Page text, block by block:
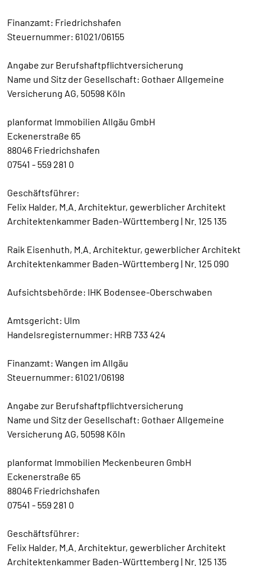
Finanzamt: Friedrichshafen
Steuernummer: 61021/06155
Angabe zur Berufshaftpflichtversicherung
Name und Sitz der Gesellschaft: Gothaer Allgemeine
Versicherung AG, 50598 Köln
planformat Immobilien Allgäu GmbH
Eckenerstraße 65
88046 Friedrichshafen
07541 - 559 281 0
Geschäftsführer:
Felix Halder, M.A. Architektur, gewerblicher Architekt
Architektenkammer Baden-Württemberg | Nr. 125 135
Raik Eisenhuth, M.A. Architektur, gewerblicher Architekt
Architektenkammer Baden-Württemberg | Nr. 125 090
Aufsichtsbehörde: IHK Bodensee-Oberschwaben
Amtsgericht: Ulm
Handelsregisternummer: HRB 733 424
Finanzamt: Wangen im Allgäu
Steuernummer: 61021/06198
Angabe zur Berufshaftpflichtversicherung
Name und Sitz der Gesellschaft: Gothaer Allgemeine
Versicherung AG, 50598 Köln
planformat Immobilien Meckenbeuren GmbH
Eckenerstraße 65
88046 Friedrichshafen
07541 - 559 281 0
Geschäftsführer:
Felix Halder, M.A. Architektur, gewerblicher Architekt
Architektenkammer Baden-Württemberg | Nr. 125 135